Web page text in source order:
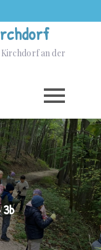
Kirchdorf an der